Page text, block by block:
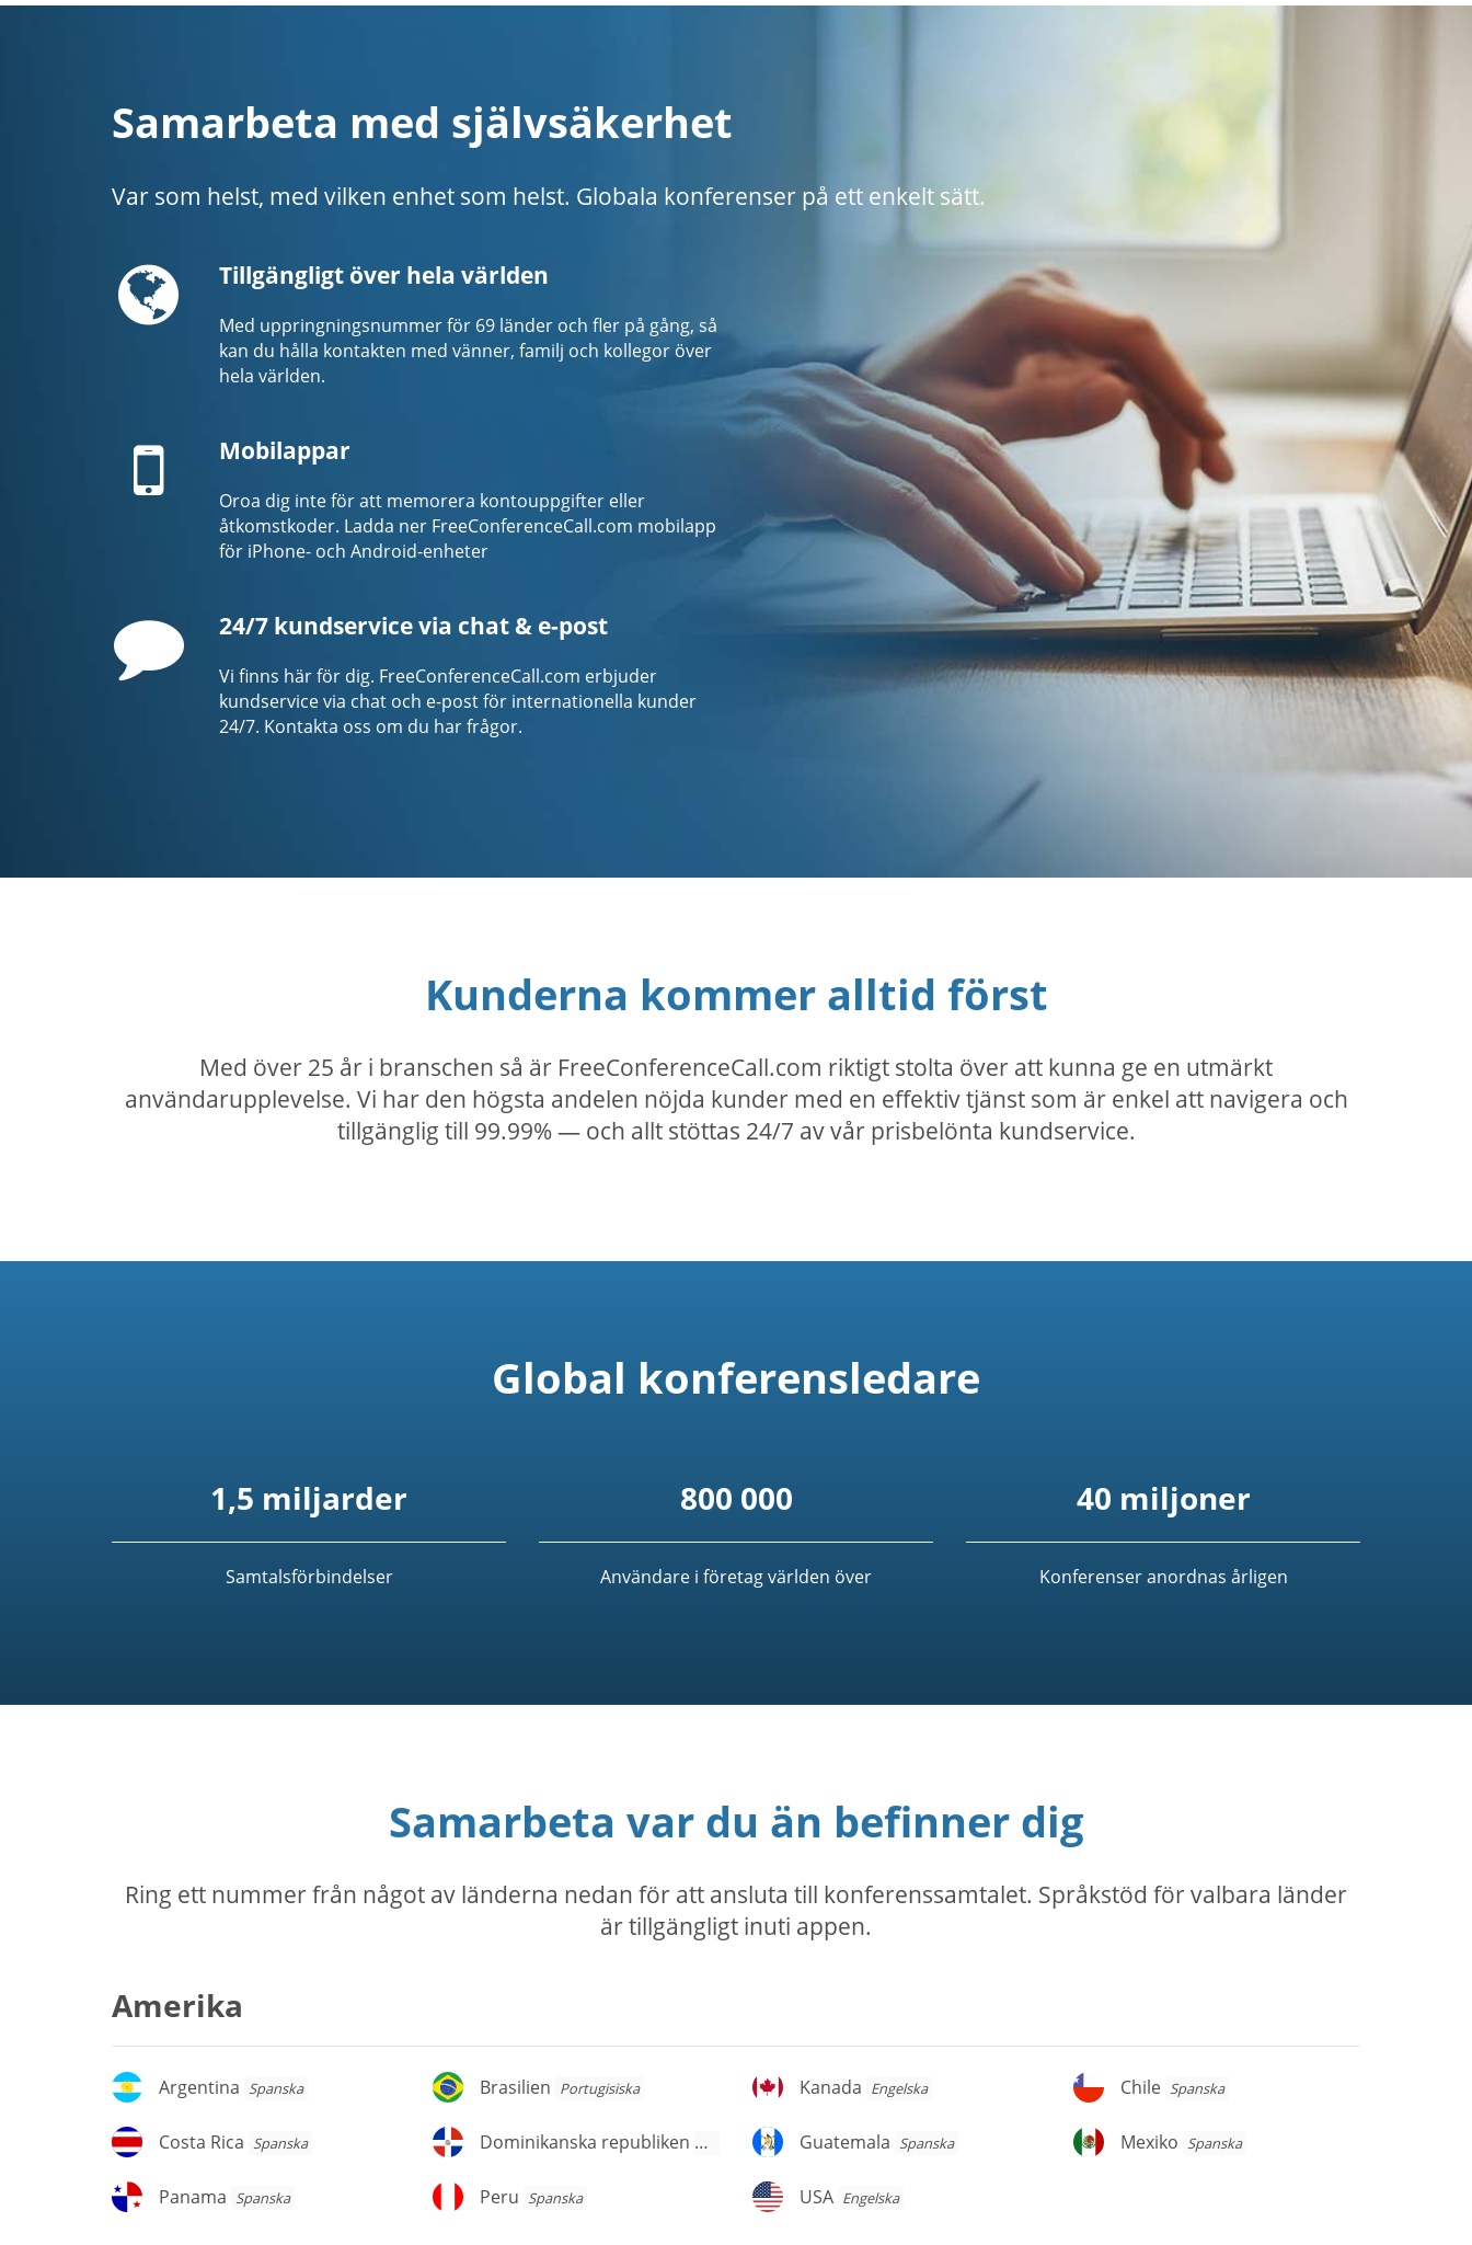
Samarbeta med självsäkerhet
Var som helst, med vilken enhet som helst. Globala konferenser på ett enkelt sätt.
GlobeTillgängligt över hela världen
Med uppringningsnummer för 69 länder och fler på gång, så
kan du hålla kontakten med vänner, familj och kollegor över
hela världen.
Mobile Mobilappar
Oroa dig inte för att memorera kontouppgifter eller
åtkomstkoder. Ladda ner FreeConferenceCall.com mobilapp
för iPhone- och Android-enheter
Comment
24/7 kundservice via chat & e-post
Vi finns här för dig. FreeConferenceCall.com erbjuder
kundservice via chat och e-post för internationella kunder
24/7. Kontakta oss om du har frågor.
Kunderna kommer alltid först
Med över 25 år i branschen så är FreeConferenceCall.com riktigt stolta över att kunna ge en utmärkt
användarupplevelse. Vi har den högsta andelen nöjda kunder med en effektiv tjänst som är enkel att navigera och
tillgänglig till 99.99% — och allt stöttas 24/7 av vår prisbelönta kundservice.
Global konferensledare
1,5 miljarder
Samtalsförbindelser
800 000
Användare i företag världen över
40 miljoner
Konferenser anordnas årligen
Samarbeta var du än befinner dig
Ring ett nummer från något av länderna nedan för att ansluta till konferenssamtalet. Språkstöd för valbara länder
är tillgängligt inuti appen.
Amerika
Argentina
Argentina Spanska Brasilien
Brasilien Portugisiska Kanada
Kanada Engelska Chile
Chile Spanska
Costa
Costa Rica Spanska
Dominikanska
Dominikanska republikenSpanska Guatemala
Guatemala Spanska Mexiko
Mexiko Spanska
Panama
Panama Spanska Peru
Peru Spanska USA
USA Engelska